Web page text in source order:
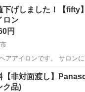
下げしました！【fifty
ロン
円
アアイロンです。 サロンに
ぐらい 【状態】使用感は
く...
容家電 ヘアアイロン
【非対面渡し】
ク品)